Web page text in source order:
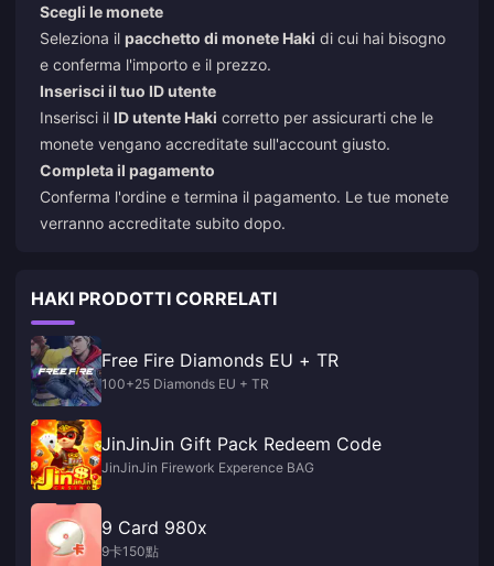
Scegli le monete
Seleziona il pacchetto di monete Haki di cui hai bisogno
e conferma l'importo e il prezzo.
Inserisci il tuo ID utente
Inserisci il ID utente Haki corretto per assicurarti che le
monete vengano accreditate sull'account giusto.
Completa il pagamento
Conferma l'ordine e termina il pagamento. Le tue monete
verranno accreditate subito dopo.
HAKI PRODOTTI CORRELATI
Free Fire Diamonds EU + TR
100+25 Diamonds EU + TR
JinJinJin Gift Pack Redeem Code
JinJinJin Firework Experence BAG
9 Card 980x
9卡150點